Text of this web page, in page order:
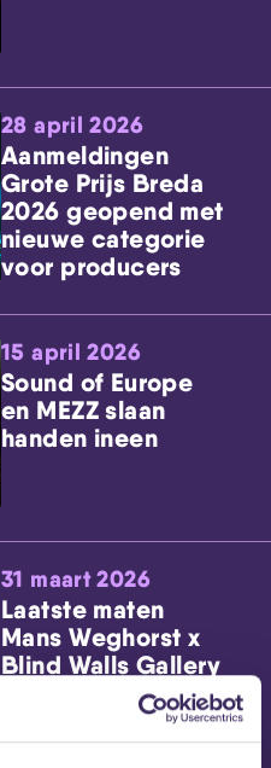
28 april 2026
Aanmeldingen
Grote Prijs Breda
2026 geopend met
nieuwe categorie
voor producers
15 april 2026
Sound of Europe
en MEZZ slaan
handen ineen
31 maart 2026
Laatste maten
Mans Weghorst x
Blind Walls Gallery
x MEZZ shirts